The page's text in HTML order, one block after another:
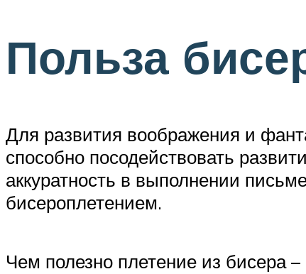
Польза
Для развития воображения и
способно посодействовать
аккуратность в выполнении
бисероплетением.
Чем полезно плетение из бисера